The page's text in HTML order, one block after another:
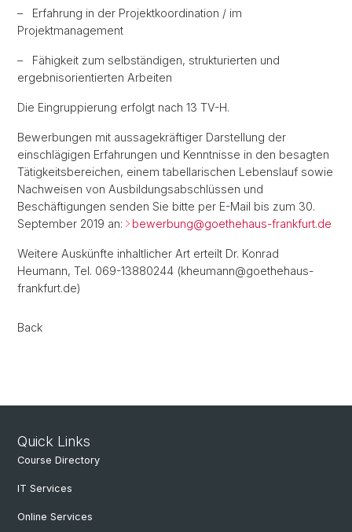
– Erfahrung in der Projektkoordination / im
Projektmanagement
– Fähigkeit zum selbständigen, strukturierten und
ergebnisorientierten Arbeiten
Die Eingruppierung erfolgt nach 13 TV-H.
Bewerbungen mit aussagekräftiger Darstellung der
einschlägigen Erfahrungen und Kenntnisse in den besagten
Tätigkeitsbereichen, einem tabellarischen Lebenslauf sowie
Nachweisen von Ausbildungsabschlüssen und
Beschäftigungen senden Sie bitte per E-Mail bis zum 30.
September 2019 an:
bewerbung@goethehaus-frankfurt.de
Weitere Auskünfte inhaltlicher Art erteilt Dr. Konrad
Heumann, Tel. 069-13880244 (kheumann@goethehaus-
frankfurt.de)
Back
Quick Links
Course Directory
IT Services
Online Services